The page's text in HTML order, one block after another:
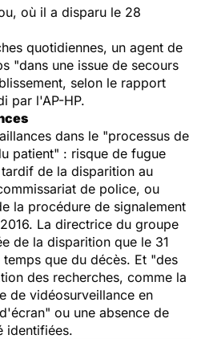
où il a disparu le 28
quotidiennes, un agent de
"dans une issue de secours
selon le rapport
par l'AP-HP.
dans le "processus de
patient" : risque de fugue
de la disparition au
de police, ou
la procédure de signalement
La directrice du groupe
de la disparition que le 31
que du décès. Et "des
des recherches, comme la
de vidéosurveillance en
ou une absence de
identifiées.